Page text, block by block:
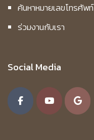
ค้นหาหมายเลขโทรศัพท์
ร่วมงานกับเรา
Social Media